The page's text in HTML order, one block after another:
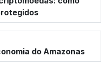
do Amazonas